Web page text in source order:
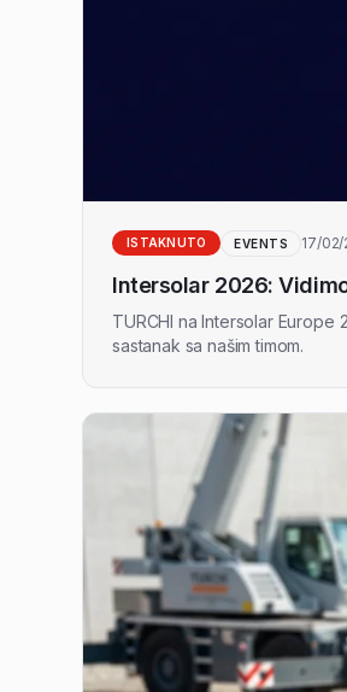
ISTAKNUTO EVENTS 17/
Intersolar 2026:
TURCHI na Intersolar
sastanak sa našim timom.